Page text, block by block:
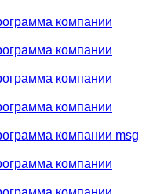
компании
компании
компании
компании
компании msg
компании